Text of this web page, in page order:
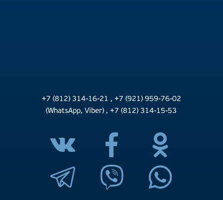
Гусь-Железный
Гусь-Хрустальный
дворец графа Бобринского
дворец царя Алексея Михайловича
Диорама «Великое стояние на реке Угре»
+7 (812) 314-16-21 , +7 (921) 959-76-02
(WhatsApp, Viber) ,+7 (812) 314-15-53